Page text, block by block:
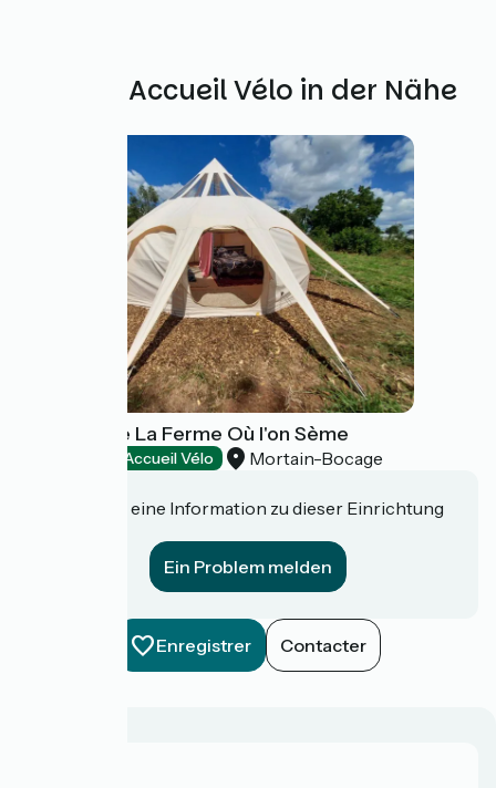
Weitere Accueil Vélo in der Nähe
Camping de La Ferme Où l'on Sème
Accueil Vélo Mortain-Bocage
Haben Sie eine Information zu dieser Einrichtung
Ein Problem melden
Enregistrer Contacter